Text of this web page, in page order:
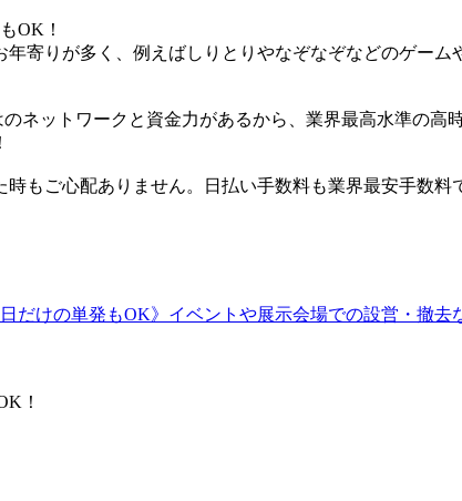
OK！
りが多く、例えばしりとりやなぞなぞなどのゲーム
ットワークと資金力があるから、業界最高水準の高
ご心配ありません。日払い手数料も業界最安手数料
だけの単発もOK》イベントや展示会場での設営・撤去
！